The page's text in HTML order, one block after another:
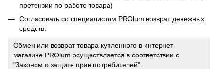
претензии по работе товара)
Согласовать со специалистом PROlum возврат денежных
средств.
Обмен или возврат товара купленного в интернет-
магазине PROlum осуществляется в соответствии с
"Законом о защите прав потребителей".